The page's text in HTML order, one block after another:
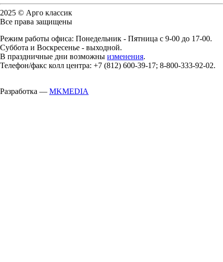
2025 © Арго классик
Все права защищены
Режим работы офиса: Понедельник - Пятница с 9-00 до 17-00.
Суббота и Воскресенье - выходной.
В праздничные дни возможны изменения.
Телефон/факс колл центра: +7 (812) 600-39-17; 8-800-333-92-02.
Разработка — MKMEDIA